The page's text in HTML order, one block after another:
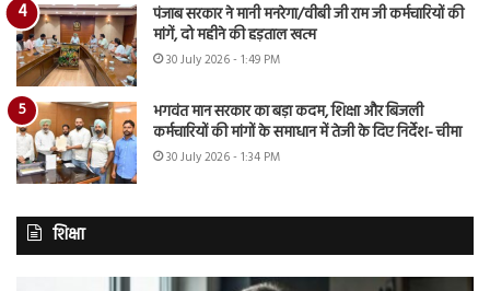
पंजाब सरकार ने मानी मनरेगा/वीबी जी राम जी कर्मचारियों की
मांगें, दो महीने की हड़ताल खत्म
30 July 2026 - 1:49 PM
भगवंत मान सरकार का बड़ा कदम, शिक्षा और बिजली
कर्मचारियों की मांगों के समाधान में तेजी के दिए निर्देश- चीमा
30 July 2026 - 1:34 PM
शिक्षा